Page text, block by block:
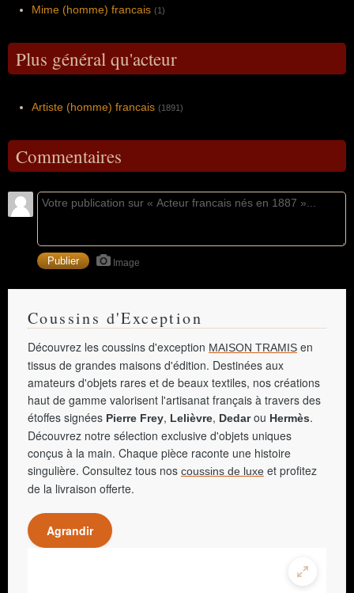
Mime (homme) francais (1)
Plus général qu'acteur
Artiste (homme) francais (1891)
Commentaires
Image
Coussins d'Exception
Découvrez les coussins d'exception MAISON TRAMIS en
tissus de grandes maisons d'édition. Destinées aux
amateurs d'objets rares et de beaux textiles, nos créations
haut de gamme valorisent l'artisanat français à travers des
étoffes signées Pierre Frey, Lelièvre, Dedarou Hermès.
Découvrez notre sélection exclusive d'objets uniques
conçus à la main. Chaque pièce raconte une histoire
singulière. Consultez tous nos coussins de luxe et profitez
de la livraison offerte.
Agrandir